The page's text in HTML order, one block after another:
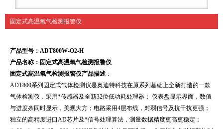
固定式高温氧气检测报警仪
产品型号：ADT800W-O2-H
产品名称：固定式高温氧气检测报警仪
固定式高温氧气检测报警仪产品描述 ：
ADT800系列固定式气体检测仪是奥迪特科技在原系列基础上全新打造的一款
气体检测仪，采用*传感器及全新32位低功耗处理器； 仪表盘显示界面，数值
与进度条同时显示，美观大方；电路采用4层布线，对弱信号及抗干扰更强；
独立的高精度进口AD芯片及*信号处理算法，测量数据精度更高更稳定；